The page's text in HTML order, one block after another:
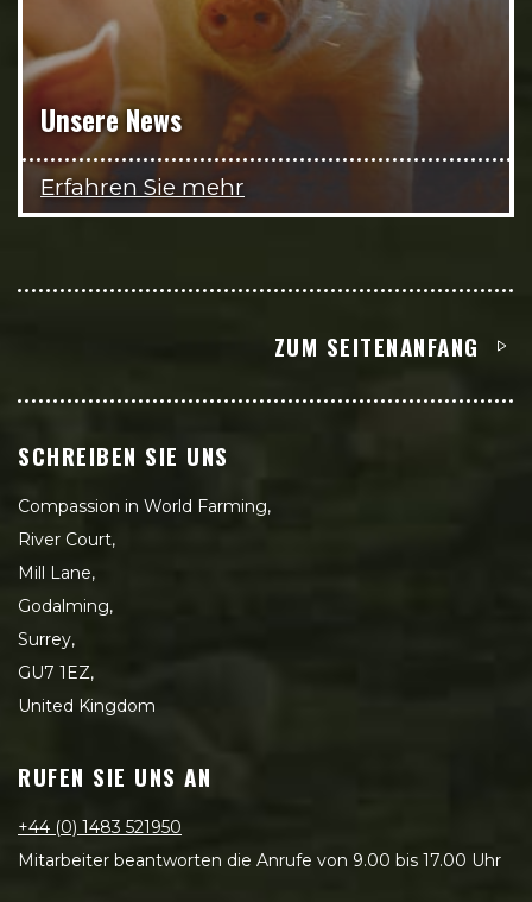
Unsere News
Erfahren Sie mehr
ZUM SEITENANFANG
SCHREIBEN SIE UNS
Compassion in World Farming,
River Court,
Mill Lane,
Godalming,
Surrey,
GU7 1EZ,
United Kingdom
RUFEN SIE UNS AN
+44 (0) 1483 521950
Mitarbeiter beantworten die Anrufe von 9.00 bis 17.00 Uhr